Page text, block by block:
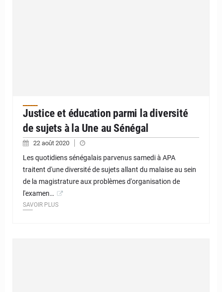
Justice et éducation parmi la diversité
de sujets à la Une au Sénégal
22 août 2020
Les quotidiens sénégalais parvenus samedi à APA
traitent d'une diversité de sujets allant du malaise au sein
de la magistrature aux problèmes d'organisation de
l'examen…
SAVOIR PLUS